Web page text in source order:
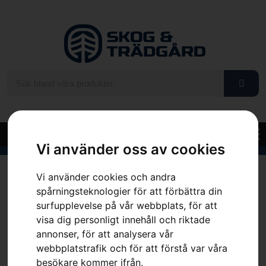
Vi använder oss av cookies
Vi använder cookies och andra
spårningsteknologier för att förbättra din
surfupplevelse på vår webbplats, för att
visa dig personligt innehåll och riktade
annonser, för att analysera vår
webbplatstrafik och för att förstå var våra
besökare kommer ifrån.